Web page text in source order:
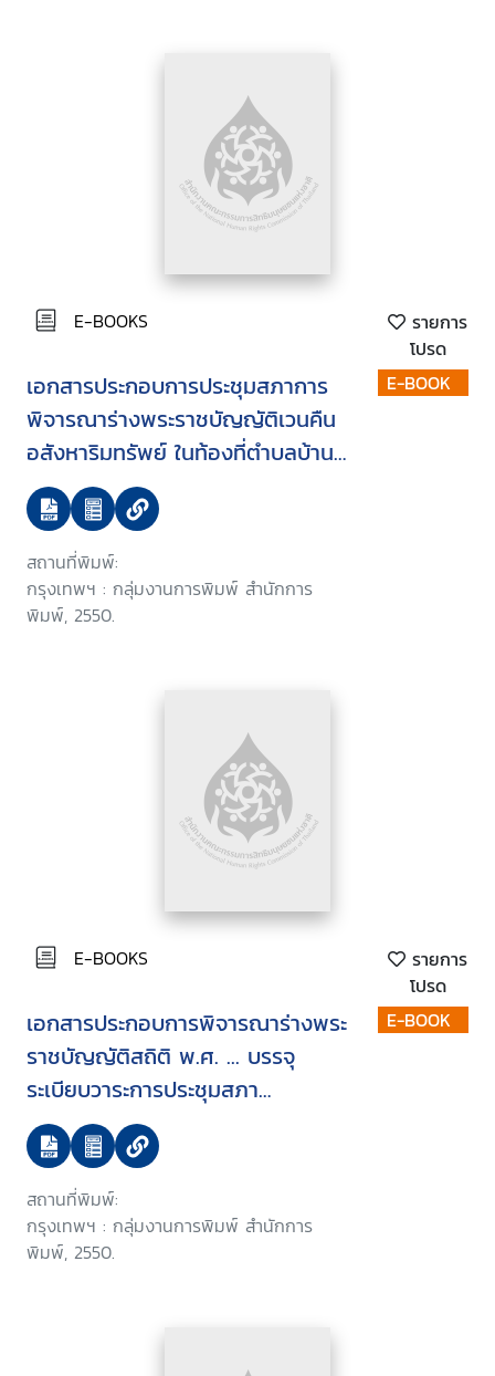
E-BOOKS
รายการ
โปรด
เอกสารประกอบการประชุมสภาการ
พิจารณาร่างพระราชบัญญัติเวนคืน
อสังหาริมทรัพย์ ในท้องที่ตำบลบ้าน
ปึก ตำบลเสม็ด และตำบลแสนสุข
อำเภอเมืองชลบุรี จังหวัดชลบุรี พ.ศ.
... บรรจุระเบียบวาระนิติบัญญัติแห่ง
ชาติ ในคราวประชุมสภานิติบัญญัติ
แห่งชาติ ครั้งที่ 2/2550 วันพุธที่ 10
สถานที่พิมพ์:
กรุงเทพฯ : กลุ่มงานการพิมพ์ สำนักการ
พิมพ์, 2550.
E-BOOK
E-BOOKS
รายการ
โปรด
เอกสารประกอบการพิจารณาร่างพระ
ราชบัญญัติสถิติ พ.ศ. ... บรรจุ
ระเบียบวาระการประชุมสภา
นิติบัญญัติแห่งชาติ ในคราวประชุม
สภานิติบัญญัติแห่งชาติ ครั้งที่
5/2550 วันพุธที่ 24 มกราคม 2550
สถานที่พิมพ์:
กรุงเทพฯ : กลุ่มงานการพิมพ์ สำนักการ
พิมพ์, 2550.
E-BOOK